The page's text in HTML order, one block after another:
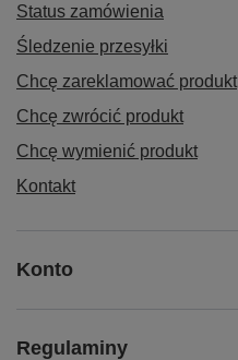
Status zamówienia
Śledzenie przesyłki
Chcę zareklamować produkt
Chcę zwrócić produkt
Chcę wymienić produkt
Kontakt
Konto
Regulaminy